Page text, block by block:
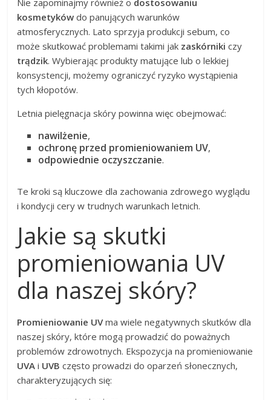
Nie zapominajmy również o dostosowaniu
kosmetyków do panujących warunków
atmosferycznych. Lato sprzyja produkcji sebum, co
może skutkować problemami takimi jak zaskórniki czy
trądzik. Wybierając produkty matujące lub o lekkiej
konsystencji, możemy ograniczyć ryzyko wystąpienia
tych kłopotów.
Letnia pielęgnacja skóry powinna więc obejmować:
nawilżenie,
ochronę przed promieniowaniem UV,
odpowiednie oczyszczanie.
Te kroki są kluczowe dla zachowania zdrowego wyglądu
i kondycji cery w trudnych warunkach letnich.
Jakie są skutki
promieniowania UV
dla naszej skóry?
Promieniowanie UVma wiele negatywnych skutków dla
naszej skóry, które mogą prowadzić do poważnych
problemów zdrowotnych. Ekspozycja na promieniowanie
UVA i UVB często prowadzi do oparzeń słonecznych,
charakteryzujących się: